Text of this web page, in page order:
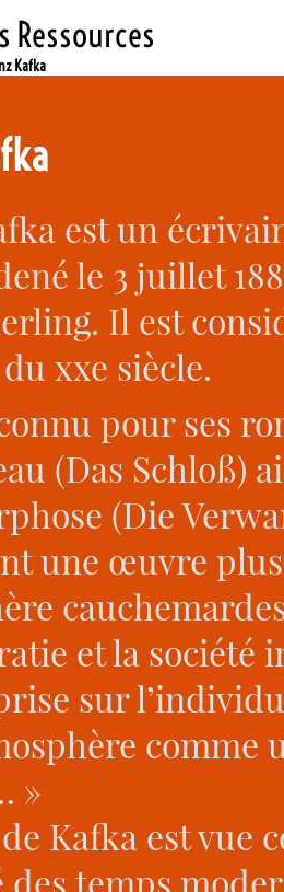
Ressources
Kafka
est un
le 3 juillet
Il est
xxe siècle.
pour ses
(Das Schloß)
(Die
une œuvre
et la société
sur
comme
»
Kafka est vue
temps